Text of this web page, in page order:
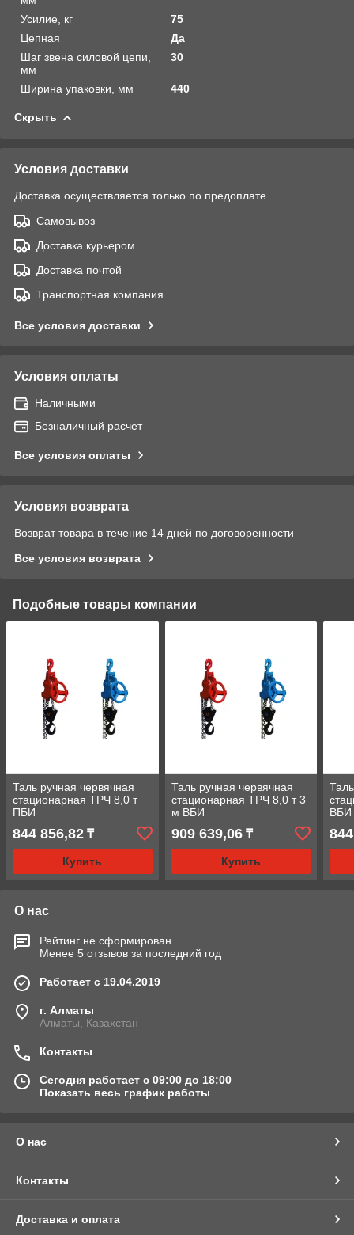
Усилие, кг
75
Цепная
Да
Шаг звена силовой цепи,
мм
30
Ширина упаковки, мм 440
Скрыть
Условия доставки
Доставка осуществляется только по предоплате.
Самовывоз
Доставка курьером
Доставка почтой
Транспортная компания
Все условия доставки
Условия оплаты
Наличными
Безналичный расчет
Все условия оплаты
Условия возврата
Возврат товара в течение 14 дней по договоренности
Все условия возврата
Подобные товары компании
Таль ручная червячная
стационарная ТРЧ 8,0 т
ПБИ
844 856,82 ₸
Купить
Таль ручная червячная
стационарная ТРЧ 8,0 т 3
м ВБИ
909 639,06₸
Купить
ВБИ
О нас
Рейтинг не сформирован
Менее 5 отзывов за последний год
Работает с 19.04.2019
г. Алматы
Алматы, Казахстан
Контакты
Сегодня работает с 09:00 до 18:00
Показать весь график работы
О нас
Контакты
Доставка и оплата